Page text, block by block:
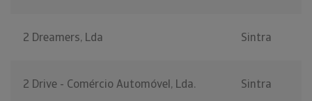
2 Dreamers, Lda Sintra
2 Drive - Comércio Automóvel, Lda. Sintra